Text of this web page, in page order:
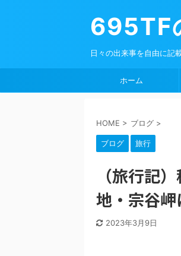
695TF
日々の出来事を自由に記
ホーム
HOME > ブログ >
ブログ 旅行
（旅行記
地・宗谷岬
2023年3月9日